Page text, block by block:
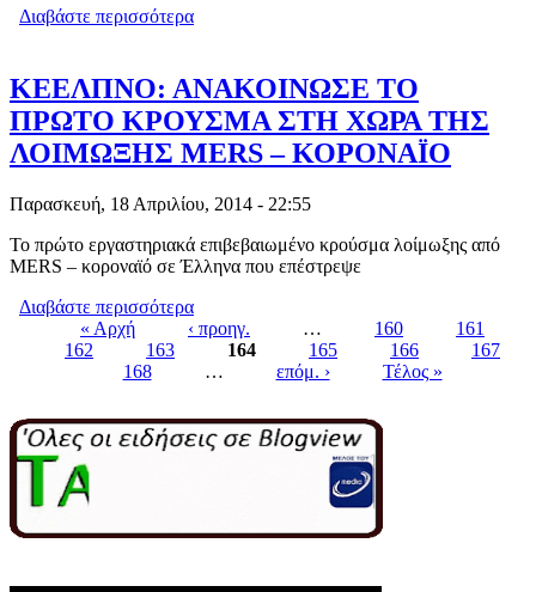
Διαβάστε περισσότερα
ΚΕΕΛΠΝΟ: ΑΝΑΚΟΙΝΩΣΕ ΤΟ
ΠΡΩΤΟ ΚΡΟΥΣΜΑ ΣΤΗ ΧΩΡΑ ΤΗΣ
ΛΟΙΜΩΞΗΣ MERS – ΚΟΡΟΝΑΪΟ
Παρασκευή, 18 Απριλίου, 2014 - 22:55
Το πρώτο εργαστηριακά επιβεβαιωμένο κρούσμα λοίμωξης από
MERS – κοροναϊό σε Έλληνα που επέστρεψε
Διαβάστε περισσότερα
ΠΡΩΤΟ ΚΡΟΥΣΜΑ ΣΤΗ ΧΩΡΑ ΤΗΣ
ΛΟΙΜΩΞΗΣ MERS – ΚΟΡΟΝΑΪΟ
Pages
« Αρχή ‹ προηγ. … 160
161
162
163 164 165 166
167
168
… επόμ. › Τέλος »